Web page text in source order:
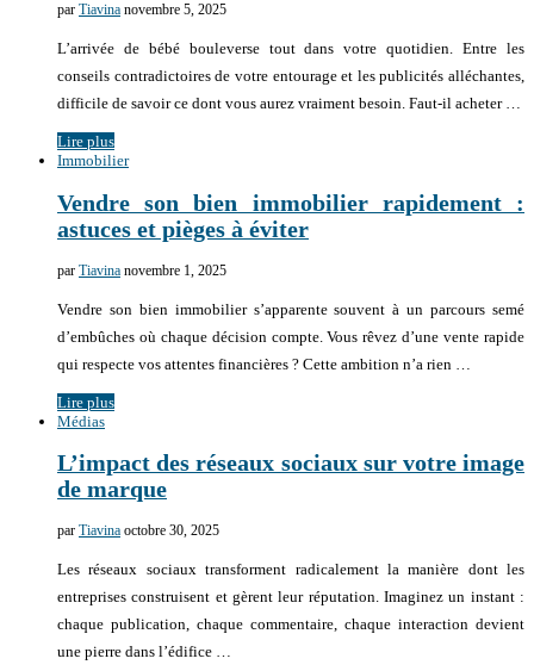
par Tiavina novembre 5, 2025
L’arrivée de bébé bouleverse tout dans votre quotidien. Entre les
conseils contradictoires de votre entourage et les publicités alléchantes,
difficile de savoir ce dont vous aurez vraiment besoin. Faut-il acheter …
Lire plus
Immobilier
Vendre son bien immobilier rapidement :
astuces et pièges à éviter
par Tiavina novembre 1, 2025
Vendre son bien immobilier s’apparente souvent à un parcours semé
d’embûches où chaque décision compte. Vous rêvez d’une vente rapide
qui respecte vos attentes financières ? Cette ambition n’a rien …
Lire plus
Médias
L’impact des réseaux sociaux sur votre image
de marque
par Tiavina octobre 30, 2025
Les réseaux sociaux transforment radicalement la manière dont les
entreprises construisent et gèrent leur réputation. Imaginez un instant :
chaque publication, chaque commentaire, chaque interaction devient
une pierre dans l’édifice …